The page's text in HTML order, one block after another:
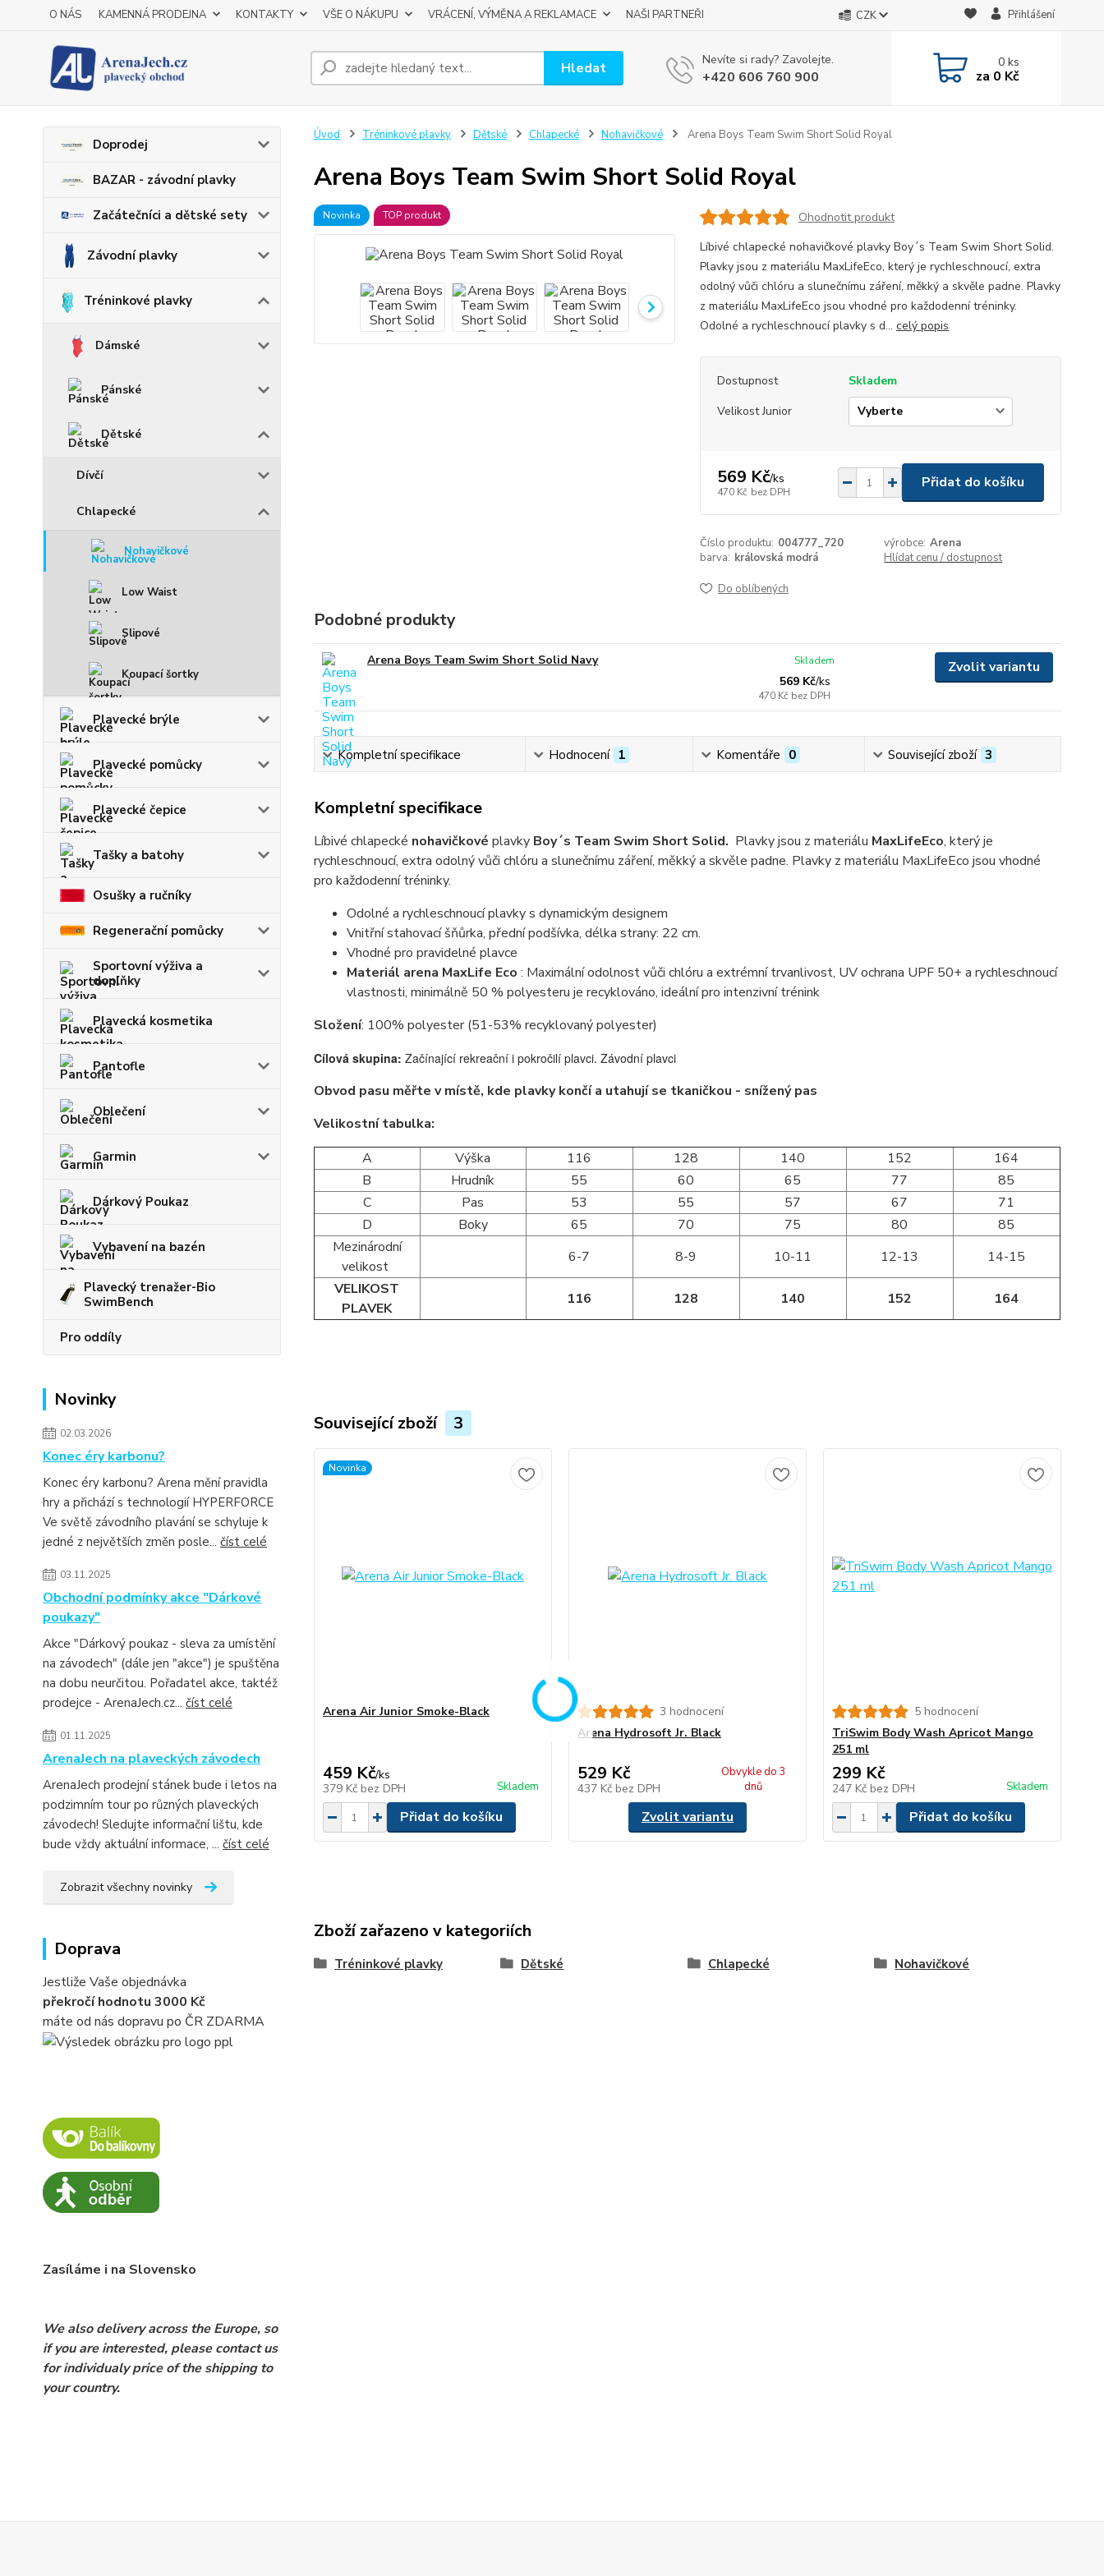
O NÁS KAMENNÁ PRODEJNA KONTAKTY VŠE O NÁKUPU VRÁCENÍ, VÝMĚNA A REKLAMACE NAŠI PARTNEŘI CZK Přihlášení
Hledat Nevíte si rady? Zavolejte.
+420 606 760 900
0ks
za 0 Kč
Doprodej
BAZAR - závodní plavky
Začátečníci a dětské sety
Závodní plavky
Tréninkové plavky
Dámské
Pánské
Dětské
Dívčí
Chlapecké
Nohavičkové
Low Waist
Slipové
Koupací šortky
Plavecké brýle
Plavecké pomůcky
Plavecké čepice
Tašky a batohy
Osušky a ručníky
Regenerační pomůcky
Sportovní výživa a
doplňky
Plavecká kosmetika
Pantofle
Oblečení
Garmin
Dárkový Poukaz
Vybavení na bazén
Plavecký trenažer-Bio
SwimBench
Pro oddíly
Novinky
02.03.2026
Konec éry karbonu?
Konec éry karbonu? Arena mění pravidla
hry a přichází s technologií HYPERFORCE
Ve světě závodního plavání se schyluje k
jedné z největších změn posle... číst celé
03.11.2025
Obchodní podmínky akce "Dárkové
poukazy"
Akce "Dárkový poukaz - sleva za umístění
na závodech" (dále jen "akce") je spuštěna
na dobu neurčitou. Pořadatel akce, taktéž
prodejce - ArenaJech.cz... číst celé
01.11.2025
ArenaJech na plaveckých závodech
ArenaJech prodejní stánek bude i letos na
podzimním tour po různých plaveckých
závodech! Sledujte informační lištu, kde
bude vždy aktuální informace, ... číst celé
Zobrazit všechny novinky
Doprava
Jestliže Vaše objednávka
překročí hodnotu 3000 Kč
máte od nás dopravu po ČR ZDARMA
Zasíláme i na Slovensko
We also delivery across the Europe, so
if you are interested, please contact us
for individualy price of the shipping to
your country.
Úvod Tréninkové plavky Dětské Chlapecké Nohavičkové Arena Boys Team Swim Short Solid Royal
Arena Boys Team Swim Short Solid Royal
Novinka TOP produkt
Ohodnotit produkt
Líbivé chlapecké nohavičkové plavky Boy´s Team Swim Short Solid.
Plavky jsou z materiálu MaxLifeEco, který je rychleschnoucí, extra
odolný vůči chlóru a slunečnímu záření, měkký a skvěle padne. Plavky
z materiálu MaxLifeEco jsou vhodné pro každodenní tréninky.
Odolné a rychleschnoucí plavky s d... celý popis
Dostupnost
Skladem
Velikost Junior
569 Kč/ks
470 Kč bez DPH
Přidat do košíku
Číslo produktu: 004777_720 výrobce: Arena
barva: královská modrá Hlídat cenu / dostupnost
Do oblíbených
Podobné produkty
Arena Boys Team Swim Short Solid Navy
569 Kč/ks
470 Kč bez DPH
Skladem Zvolit variantu
Kompletní specifikace Hodnocení 1 Komentáře 0 Související zboží 3
Kompletní specifikace
Líbivé chlapecké nohavičkové plavky Boy´s Team Swim Short Solid. Plavky jsou z materiálu MaxLifeEco, který je
rychleschnoucí, extra odolný vůči chlóru a slunečnímu záření, měkký a skvěle padne. Plavky z materiálu MaxLifeEco jsou vhodné
pro každodenní tréninky.
Odolné a rychleschnoucí plavky s dynamickým designem
Vnitřní stahovací šňůrka, přední podšívka, délka strany: 22 cm.
Vhodné pro pravidelné plavce
Materiál arena MaxLife Eco : Maximální odolnost vůči chlóru a extrémní trvanlivost, UV ochrana UPF 50+ a rychleschnoucí
vlastnosti, minimálně 50 % polyesteru je recyklováno, ideální pro intenzivní trénink
Složení: 100% polyester (51-53% recyklovaný polyester)
Cílová skupina: Začínající rekreační i pokročilí plavci. Závodní plavci
Obvod pasu měřte v místě, kde plavky končí a utahují se tkaničkou - snížený pas
Velikostní tabulka:
A
Výška 116 128 140 152
164
B
Hrudník 55 60 65 77
85
C
Pas 53 55 57 67
71
D
Boky 65 70 75 80
85
Mezinárodní
velikost
6-7 8-9 10-11 12-13
14-15
VELIKOST
PLAVEK
116 128 140 152 164
Související zboží 3
Novinka
Arena Air Junior Smoke-Black
459 Kč/ks
379 Kč bez DPH Skladem
Přidat do košíku
3 hodnocení
Arena Hydrosoft Jr. Black
529 Kč
437 Kč bez DPH
Obvykle do 3
dnů
Zvolit variantu
5 hodnocení
TriSwim Body Wash Apricot Mango
251 ml
299 Kč
247 Kč bez DPH Skladem
Přidat do košíku
Zboží zařazeno v kategoriích
Tréninkové plavky Dětské Chlapecké Nohavičkové